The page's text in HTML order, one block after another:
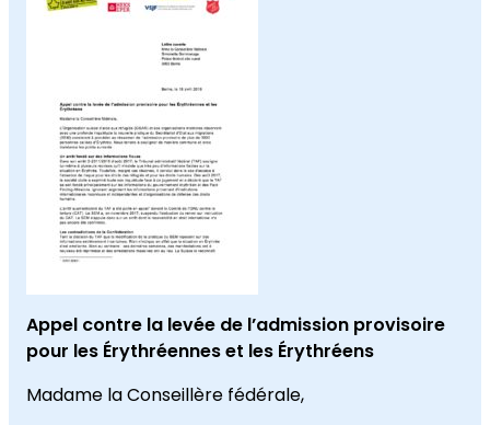
Appel contre la levée de l’admission provisoire
pour les Érythréennes et les Érythréens
Madame la Conseillère fédérale,